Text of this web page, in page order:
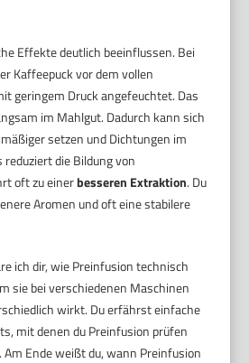
Effekte deutlich beeinflussen. Bei
Kaffeepuck vor dem vollen
geringem Druck angefeuchtet. Das
im Mahlgut. Dadurch kann sich
setzen und Dichtungen im
die Bildung von
oft zu einerbesseren Extraktion. Du
Aromen und oft eine stabilere
ich dir, wie Preinfusion technisch
sie bei verschiedenen Maschinen
wirkt. Du erfährst einfache
mit denen du Preinfusion prüfen
Ende weißt du, wann Preinfusion